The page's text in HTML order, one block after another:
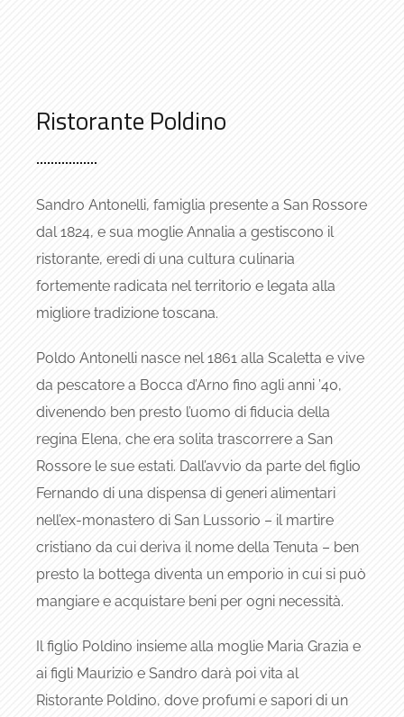
Ristorante Poldino
Sandro Antonelli, famiglia presente a San Rossore
dal 1824, e sua moglie Annalia a gestiscono il
ristorante, eredi di una cultura culinaria
fortemente radicata nel territorio e legata alla
migliore tradizione toscana.
Poldo Antonelli nasce nel 1861 alla Scaletta e vive
da pescatore a Bocca d’Arno fino agli anni ’40,
divenendo ben presto l’uomo di fiducia della
regina Elena, che era solita trascorrere a San
Rossore le sue estati. Dall’avvio da parte del figlio
Fernando di una dispensa di generi alimentari
nell’ex-monastero di San Lussorio – il martire
cristiano da cui deriva il nome della Tenuta – ben
presto la bottega diventa un emporio in cui si può
mangiare e acquistare beni per ogni necessità.
Il figlio Poldino insieme alla moglie Maria Grazia e
ai figli Maurizio e Sandro darà poi vita al
Ristorante Poldino, dove profumi e sapori di un